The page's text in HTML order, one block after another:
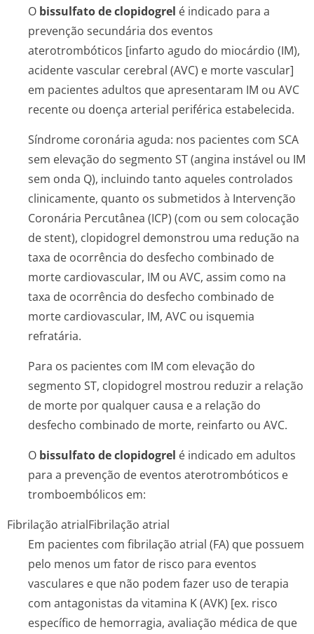
O bissulfato de clopidogrel é indicado para a
prevenção secundária dos eventos
aterotrombóticos [infarto agudo do miocárdio (IM),
acidente vascular cerebral (AVC) e morte vascular]
em pacientes adultos que apresentaram IM ou AVC
recente ou doença arterial periférica estabelecida.
Síndrome coronária aguda: nos pacientes com SCA
sem elevação do segmento ST (angina instável ou IM
sem onda Q), incluindo tanto aqueles controlados
clinicamente, quanto os submetidos à Intervenção
Coronária Percutânea (ICP) (com ou sem colocação
de stent), clopidogrel demonstrou uma redução na
taxa de ocorrência do desfecho combinado de
morte cardiovascular, IM ou AVC, assim como na
taxa de ocorrência do desfecho combinado de
morte cardiovascular, IM, AVC ou isquemia
refratária.
Para os pacientes com IM com elevação do
segmento ST, clopidogrel mostrou reduzir a relação
de morte por qualquer causa e a relação do
desfecho combinado de morte, reinfarto ou AVC.
O bissulfato de clopidogrel é indicado em adultos
para a prevenção de eventos aterotrombóticos e
tromboembólicos em:
Fibrilação atrialFibrilação atrial
Em pacientes com fibrilação atrial (FA) que possuem
pelo menos um fator de risco para eventos
vasculares e que não podem fazer uso de terapia
com antagonistas da vitamina K (AVK) [ex. risco
específico de hemorragia, avaliação médica de que